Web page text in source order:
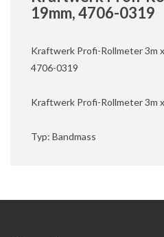
19mm, 4706-0319
Kraftwerk Profi-Rollmeter 3m
4706-0319
Kraftwerk Profi-Rollmeter 3m
Typ: Bandmass